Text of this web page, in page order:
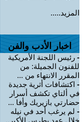
المزيد.....
اخبار الأدب والفن
- رئيس اللجنة الأمريكية
للفنون الجميلة: من
المقرر الانتهاء من ...
- اكتشافات أثرية جديدة
في ألتاي تكشف أسرار
حضارتي بازيريك وأفا ...
- لم يرغب أحد في نيله
خلال عهد بطرس الأكبر..